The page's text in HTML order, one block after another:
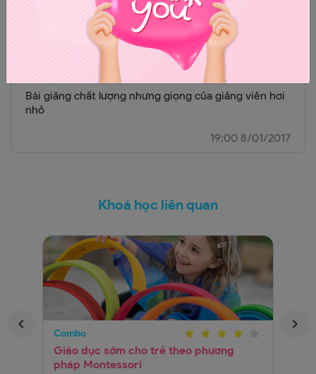
19:00 8/01/2017
Bài giảng chất lượng nhưng giọng của giảng viên hơi
nhỏ
Khoá học liên quan
Combo
Giáo dục sớm cho trẻ theo phương
pháp Montessori